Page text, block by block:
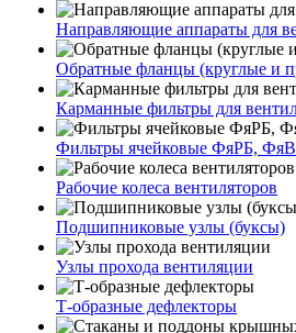
Направляющие аппараты для
Обратные фланцы (круглые и
Карманные фильтры для
Фильтры ячейковые ФяРБ,
Рабочие колеса вентиляторов
Подшипниковые узлы (буксы)
Узлы прохода вентиляции
Т-образные дефлекторы